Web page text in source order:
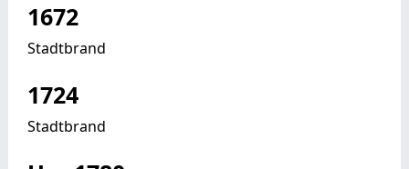
1672
Stadtbrand
1724
Stadtbrand